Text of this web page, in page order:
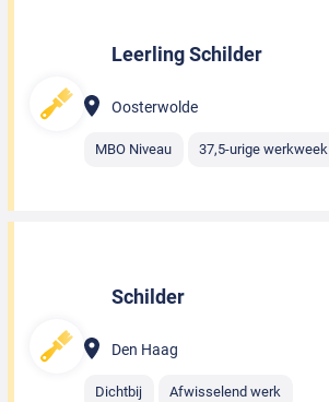
Leerling Schilder
Oosterwolde
MBO Niveau 37,5-urige werkweek
Schilder
Den Haag
Dichtbij Afwisselend werk